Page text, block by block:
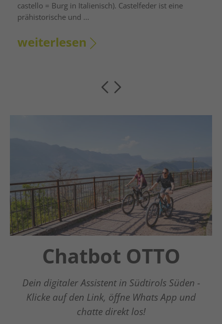
Noir) findet auf den Hügeln um Mazon und Glen
in Buchholz bei Salurn optimale ...
weiterlesen
Chatbot OTTO
Dein digitaler Assistent in Südtirols Süden -
Klicke auf den Link, öffne Whats App und
chatte direkt los!
Guestnet
Südtirols Süden
Der neue digitale Reisebegleiter
Winter
Wonderland
Vom entspannten Winterwandern zum
actionreichen Pistenerlebnis